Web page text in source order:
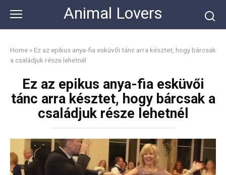
content
Animal Lovers
Home » Ez az epikus anya-fia esküvői tánc arra késztet, hogy bárcsak
a családjuk része lehetnél
Ez az epikus anya-fia esküvői
tánc arra késztet, hogy bárcsak a
családjuk része lehetnél